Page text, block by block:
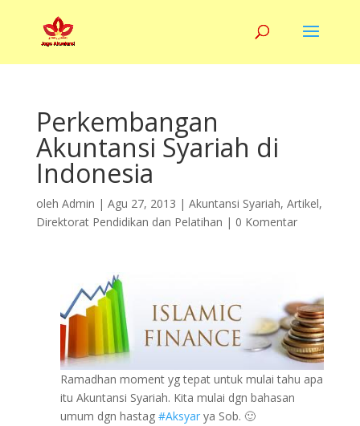
Perkembangan
Akuntansi Syariah di
Indonesia
oleh Admin | Agu 27, 2013 | Akuntansi Syariah, Artikel,
Direktorat Pendidikan dan Pelatihan | 0 Komentar
Ramadhan moment yg tepat untuk mulai tahu apa
itu Akuntansi Syariah. Kita mulai dgn bahasan
umum dgn hastag #Aksyarya Sob. 🙂